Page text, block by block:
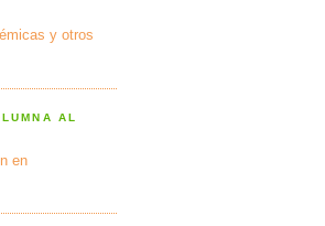
y otros
AL
en